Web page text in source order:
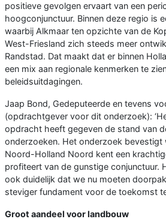
positieve gevolgen ervaart van een
hoogconjunctuur. Binnen deze regio is
waarbij Alkmaar ten opzichte van de
West-Friesland zich steeds meer
Randstad. Dat maakt dat er binnen
een mix aan regionale kenmerken te
beleidsuitdagingen.
Jaap Bond, Gedeputeerde en tevens
(opdrachtgever voor dit onderzoek):
opdracht heeft gegeven de stand van
onderzoeken. Het onderzoek bevestigt
Noord-Holland Noord kent een
profiteert van de gunstige conjunctuur.
ook duidelijk dat we nu moeten
steviger fundament voor de toekomst
Groot aandeel voor landbouw